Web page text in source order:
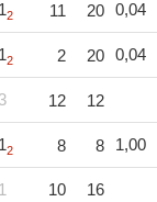
2 11 20 0,04
2 2 20 0,04
12 12
2 8 8 1,00
10 16